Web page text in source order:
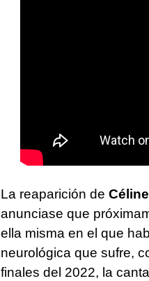
La reaparición de
anunciase que
ella misma en el que
neurológica que sufre,
finales del 2022, la